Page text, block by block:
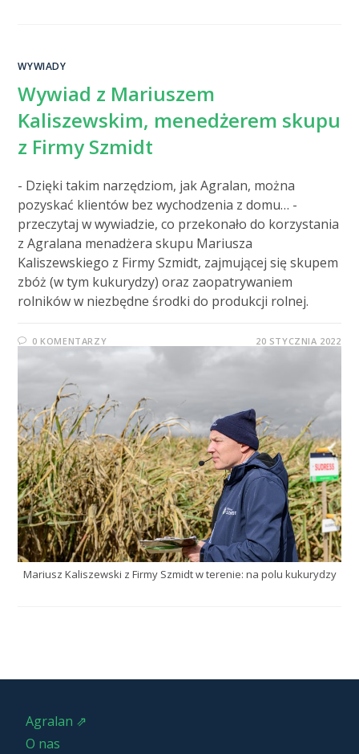
WYWIADY
Wywiad z Mariuszem
Kaliszewskim, menedżerem skupu
z Firmy Szmidt
- Dzięki takim narzędziom, jak Agralan, można
pozyskać klientów bez wychodzenia z domu… -
przeczytaj w wywiadzie, co przekonało do korzystania
z Agralana menadżera skupu Mariusza
Kaliszewskiego z Firmy Szmidt, zajmującej się skupem
zbóż (w tym kukurydzy) oraz zaopatrywaniem
rolników w niezbędne środki do produkcji rolnej.
0 KOMENTARZY 20 STYCZNIA 2022
Mariusz Kaliszewski z Firmy Szmidt w terenie: na polu kukurydzy
Agralan ⇗
O nas